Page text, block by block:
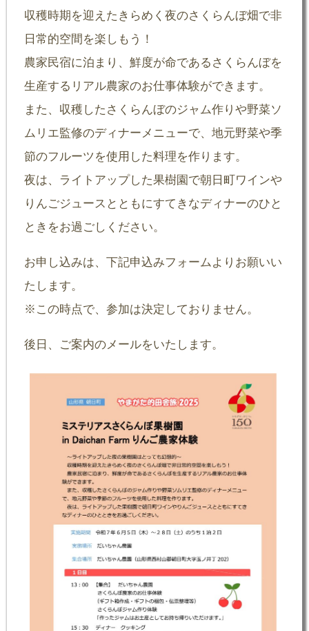
収穫時期を迎えたきらめく夜のさくらんぼ畑で非
日常的空間を楽しもう！
農家民宿に泊まり、鮮度が命であるさくらんぼを
生産するリアル農家のお仕事体験ができます。
また、収穫したさくらんぼのジャム作りや野菜ソ
ムリエ監修のディナーメニューで、地元野菜や季
節のフルーツを使用した料理を作ります。
夜は、ライトアップした果樹園で朝日町ワインや
りんごジュースとともにすてきなディナーのひと
ときをお過ごしください。
お申し込みは、下記申込みフォームよりお願いい
たします。
※この時点で、参加は決定しておりません。
後日、ご案内のメールをいたします。